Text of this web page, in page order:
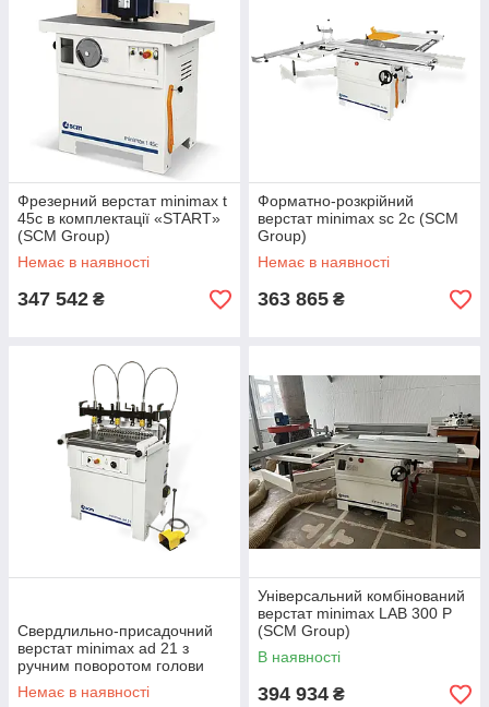
Фрезерний верстат minimax t
45c в комплектації «START»
(SCM Group)
Немає в наявності
347 542 ₴
Форматно-розкрійний
верстат minimax sc 2c (SCM
Group)
Немає в наявності
363 865 ₴
Свердлильно-присадочний
верстат minimax ad 21 з
ручним поворотом голови
(SCM Group)
Немає в наявності
Універсальний комбінований
верстат minimax LAB 300 P
(SCM Group)
В наявності
394 934 ₴